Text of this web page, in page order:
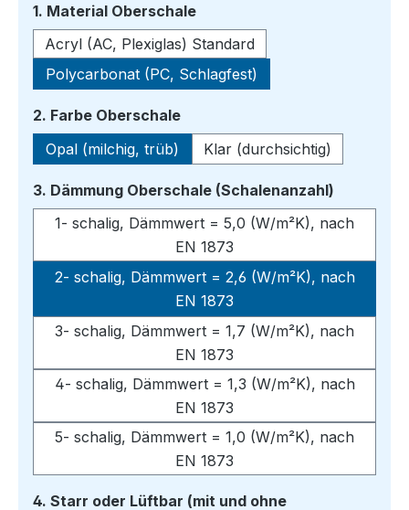
1. Material Oberschaleauswählen
Acryl (AC, Plexiglas) Standard
Polycarbonat (PC, Schlagfest)
2. Farbe Oberschaleauswählen
Opal (milchig, trüb)
Klar (durchsichtig)
3. Dämmung Oberschale (Schalenanzahl)
1- schalig, Dämmwert = 5,0 (W/m²K), nach
EN 1873
2- schalig, Dämmwert = 2,6 (W/m²K), nach
EN 1873
3- schalig, Dämmwert = 1,7 (W/m²K), nach
EN 1873
4- schalig, Dämmwert = 1,3 (W/m²K), nach
EN 1873
5- schalig, Dämmwert = 1,0 (W/m²K), nach
EN 1873
4. Starr oder Lüftbar (mit und ohne